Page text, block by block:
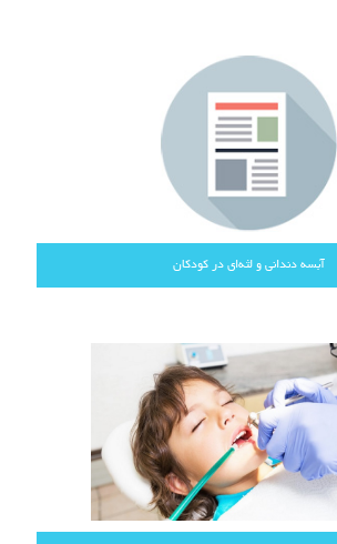
آبسه دندانی و لثه‌ای در کودکان